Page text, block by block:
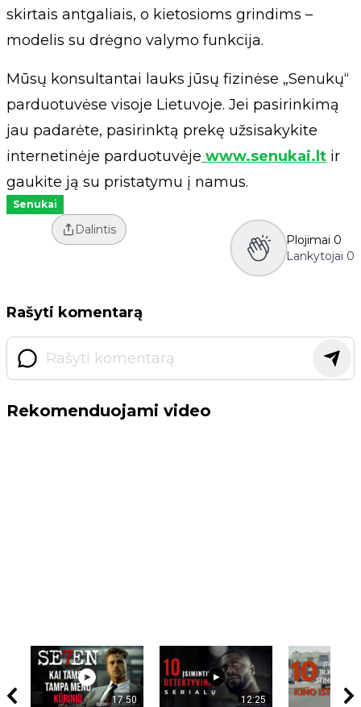
skirtais antgaliais, o kietosioms grindims –
modelis su drėgno valymo funkcija.
Mūsų konsultantai lauks jūsų fizinėse „Senukų“
parduotuvėse visoje Lietuvoje. Jei pasirinkimą
jau padarėte, pasirinktą prekę užsisakykite
internetinėje parduotuvėje www.senukai.lt ir
gaukite ją su pristatymu į namus.
Senukai
Dalintis
Plojimai 0
Lankytojai 0
Rašyti komentarą
Rekomenduojami video
17:50 12:25